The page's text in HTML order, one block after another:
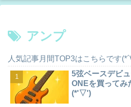
アンプ
人気記事月間TOP3はこちらです
5弦ベースデビ
ONEを買ってみ
(*'▽')